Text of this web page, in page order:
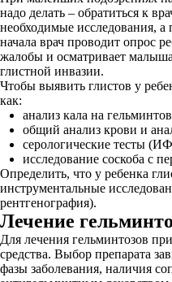
надо делать – обратиться к
необходимые исследования, а
начала врач проводит опрос
жалобы и осматривает
глистной инвазии.
Чтобы выявить глистов у
как:
анализ кала на
общий анализ крови и
серологические тесты
исследование соскоба с
Определить, что у ребенка
инструментальные
рентгенография).
Лечение
Для лечения гельминтозов
средства. Выбор препарата
фазы заболевания, наличия